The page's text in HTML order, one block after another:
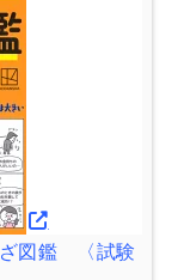
図鑑 〈試験